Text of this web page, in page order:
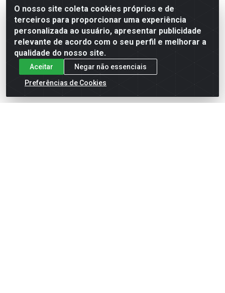
O nosso site coleta cookies próprios e de
terceiros para proporcionar uma experiência
personalizada ao usuário, apresentar publicidade
relevante de acordo com o seu perfil e melhorar a
qualidade do nosso site.
Aceitar
Negar não essenciais
Preferências de Cookies
Formas de Pagamento